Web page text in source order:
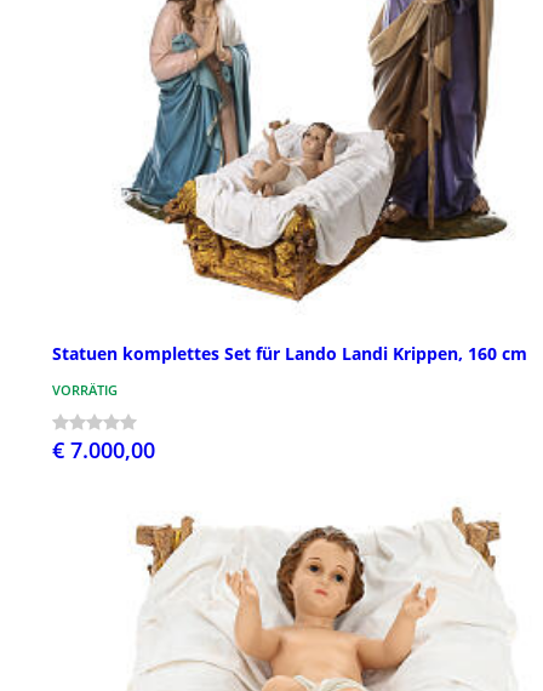
Statuen komplettes Set für Lando Landi Krippen, 160 cm
VORRÄTIG
€ 7.000,00